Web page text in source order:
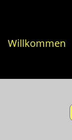
Willkommen